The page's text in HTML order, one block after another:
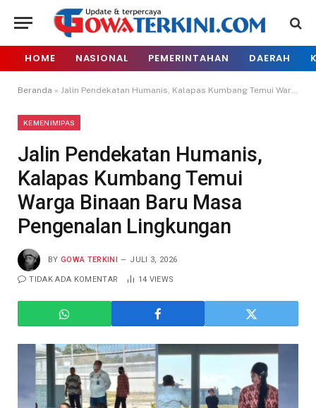
HOME NASIONAL PEMERINTAHAN DAERAH
Beranda » Jalin Pendekatan Humanis, Kalapas Kumbang Temui Warga Binaan Baru Masa Pengenalan Lingkungan
KEMENIMIPAS
Jalin Pendekatan Humanis,
Kalapas Kumbang Temui
Warga Binaan Baru Masa
Pengenalan Lingkungan
BY GOWA TERKINI JULI 3, 2026
TIDAK ADA KOMENTAR 14 VIEWS